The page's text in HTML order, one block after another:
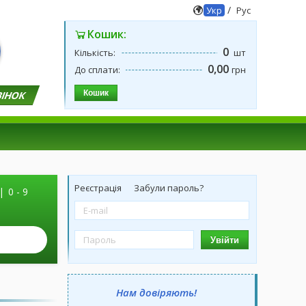
Укр / Рус
Кошик:
Кількість: 0 шт
До сплати:
0,00 грн
Кошик
| 0 - 9
Реєстрація Забули пароль?
Увійти
Нам довіряють!